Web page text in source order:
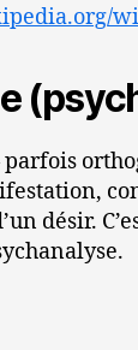
désir.